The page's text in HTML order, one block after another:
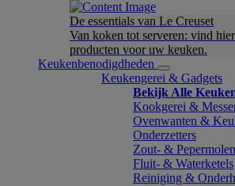
De essentials van Le Creuset
Van koken tot serveren: vind
producten voor uw keuken.
Keukenbenodigdheden
Keukengerei & Gadgets
Bekijk Alle
Kookgerei &
Ovenwanten &
Onderzetters
Zout- &
Fluit- & Waterketels
Reiniging &